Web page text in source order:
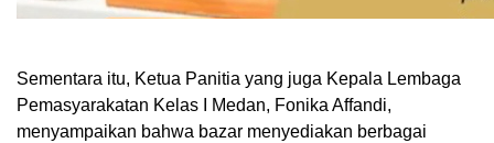
Sementara itu, Ketua Panitia yang juga Kepala Lembaga
Pemasyarakatan Kelas I Medan, Fonika Affandi,
menyampaikan bahwa bazar menyediakan berbagai